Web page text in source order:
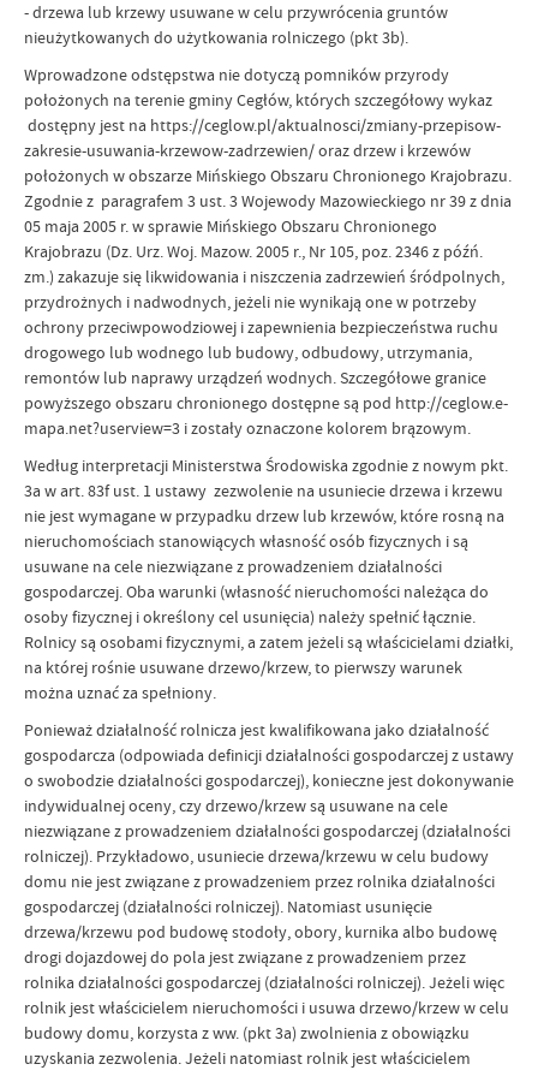
- drzewa lub krzewy usuwane w celu przywrócenia gruntów
nieużytkowanych do użytkowania rolniczego (pkt 3b).
Wprowadzone odstępstwa nie dotyczą pomników przyrody
położonych na terenie gminy Cegłów, których szczegółowy wykaz
dostępny jest na https://ceglow.pl/aktualnosci/zmiany-przepisow-
zakresie-usuwania-krzewow-zadrzewien/ oraz drzew i krzewów
położonych w obszarze Mińskiego Obszaru Chronionego Krajobrazu.
Zgodnie z paragrafem 3 ust. 3 Wojewody Mazowieckiego nr 39 z dnia
05 maja 2005 r. w sprawie Mińskiego Obszaru Chronionego
Krajobrazu (Dz. Urz. Woj. Mazow. 2005 r., Nr 105, poz. 2346 z późń.
zm.) zakazuje się likwidowania i niszczenia zadrzewień śródpolnych,
przydrożnych i nadwodnych, jeżeli nie wynikają one w potrzeby
ochrony przeciwpowodziowej i zapewnienia bezpieczeństwa ruchu
drogowego lub wodnego lub budowy, odbudowy, utrzymania,
remontów lub naprawy urządzeń wodnych. Szczegółowe granice
powyższego obszaru chronionego dostępne są pod http://ceglow.e-
mapa.net?userview=3 i zostały oznaczone kolorem brązowym.
Według interpretacji Ministerstwa Środowiska zgodnie z nowym pkt.
3a w art. 83f ust. 1 ustawy zezwolenie na usuniecie drzewa i krzewu
nie jest wymagane w przypadku drzew lub krzewów, które rosną na
nieruchomościach stanowiących własność osób fizycznych i są
usuwane na cele niezwiązane z prowadzeniem działalności
gospodarczej. Oba warunki (własność nieruchomości należąca do
osoby fizycznej i określony cel usunięcia) należy spełnić łącznie.
Rolnicy są osobami fizycznymi, a zatem jeżeli są właścicielami działki,
na której rośnie usuwane drzewo/krzew, to pierwszy warunek
można uznać za spełniony.
Ponieważ działalność rolnicza jest kwalifikowana jako działalność
gospodarcza (odpowiada definicji działalności gospodarczej z ustawy
o swobodzie działalności gospodarczej), konieczne jest dokonywanie
indywidualnej oceny, czy drzewo/krzew są usuwane na cele
niezwiązane z prowadzeniem działalności gospodarczej (działalności
rolniczej). Przykładowo, usuniecie drzewa/krzewu w celu budowy
domu nie jest związane z prowadzeniem przez rolnika działalności
gospodarczej (działalności rolniczej). Natomiast usunięcie
drzewa/krzewu pod budowę stodoły, obory, kurnika albo budowę
drogi dojazdowej do pola jest związane z prowadzeniem przez
rolnika działalności gospodarczej (działalności rolniczej). Jeżeli więc
rolnik jest właścicielem nieruchomości i usuwa drzewo/krzew w celu
budowy domu, korzysta z ww. (pkt 3a) zwolnienia z obowiązku
uzyskania zezwolenia. Jeżeli natomiast rolnik jest właścicielem